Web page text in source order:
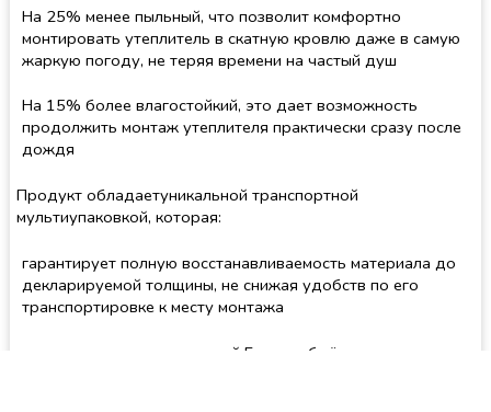
На 25% менее пыльный, что позволит комфортно
монтировать утеплитель в скатную кровлю даже в самую
жаркую погоду, не теряя времени на частый душ
На 15% более влагостойкий, это дает возможность
продолжить монтаж утеплителя практически сразу после
дождя
Продукт обладаетуникальной транспортной
мультиупаковкой, которая:
гарантирует полную восстанавливаемость материала до
декларируемой толщины, не снижая удобств по его
транспортировке к месту монтажа
позволяет привести в одной Газели объём утеплителя для